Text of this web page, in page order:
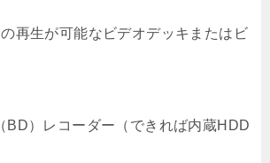
再生が可能なビデオデッキまたはビ
BD）レコーダー（できれば内蔵HDD